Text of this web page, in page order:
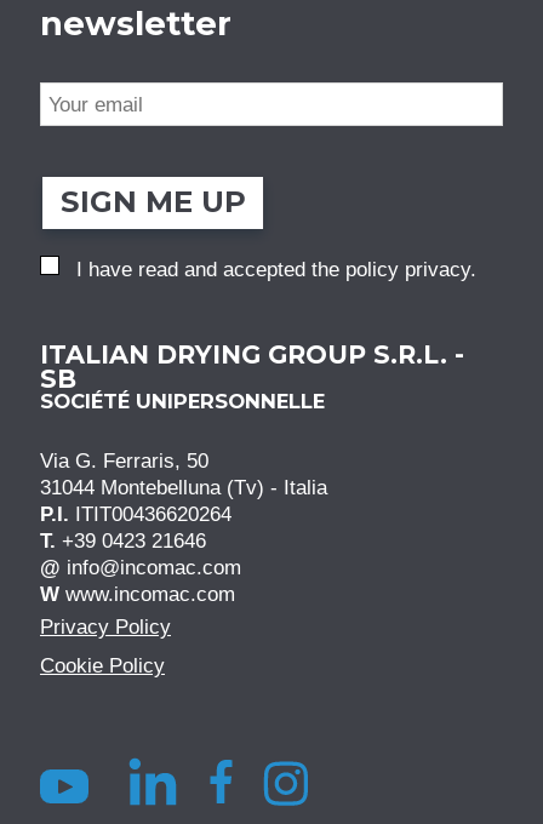
newsletter
SIGN ME UP
I have read and accepted the policy privacy.
ITALIAN DRYING GROUP S.R.L. -
SB
SOCIÉTÉ UNIPERSONNELLE
Via G. Ferraris, 50
31044 Montebelluna (Tv) - Italia
P.I. ITIT00436620264
T. +39 0423 21646
@ info@incomac.com
W www.incomac.com
Privacy Policy
Cookie Policy